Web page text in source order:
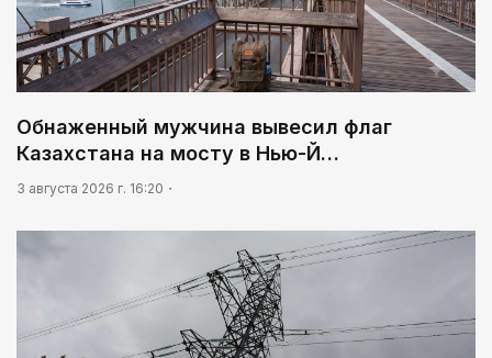
Обнаженный мужчина вывесил флаг
Казахстана на мосту в Нью-Й…
3 августа 2026 г. 16:20